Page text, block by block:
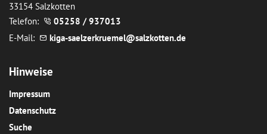
33154 Salzkotten
Telefon:
05258 / 937013
E-Mail:
k g -s lz rkr m l s lzk tt n d
Hinweise
Impressum
Datenschutz
Suche